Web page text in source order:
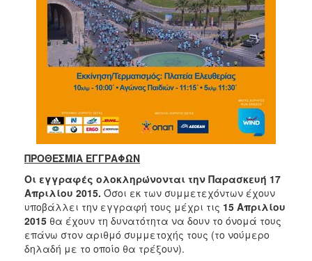
ΠΡΟΘΕΣΜΙΑ ΕΓΓΡΑΦΩΝ
Οι εγγραφές ολοκληρώνονται την Παρασκευή 17
Απριλίου 2015. Όσοι εκ των συμμετεχόντων έχουν
υποβάλλει την εγγραφή τους μέχρι τις 15 Απριλίου
2015 θα έχουν τη δυνατότητα να δουν το όνομά τους
επάνω στον αριθμό συμμετοχής τους (το νούμερο
δηλαδή με το οποίο θα τρέξουν).